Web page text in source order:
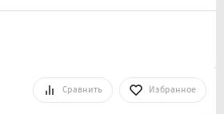
Сравнить Избранное